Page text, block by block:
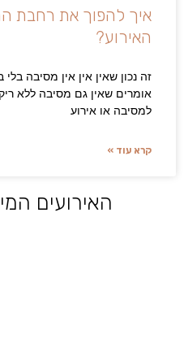
איך להפוך את רחבת
האירוע?
זה נכון שאין אין אין מסיבה
אומרים שאין גם מסיבה ללא
למסיבה או אירוע
קרא עוד »
האירועים